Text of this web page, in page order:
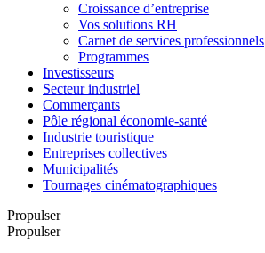
Croissance d’entreprise
Vos solutions RH
Carnet de services professionnels
Programmes
Investisseurs
Secteur industriel
Commerçants
Pôle régional économie-santé
Industrie touristique
Entreprises collectives
Municipalités
Tournages cinématographiques
Propulser
Propulser